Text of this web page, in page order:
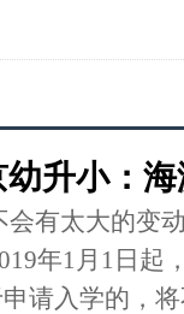
幼升小：
有太大的变
年1月1日起
请入学的，